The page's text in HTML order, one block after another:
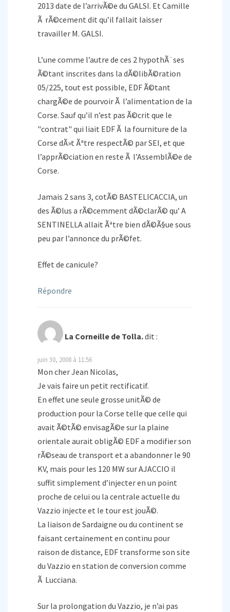
2013 date de l’arrivÃ©e du GALSI. Et Camille
Ã rÃ©cement dit qu’il fallait laisser
travailler M. GALSI.
L’une comme l’autre de ces 2 hypothÃ¨ses
Ã©tant inscrites dans la dÃ©libÃ©ration
05/225, tout est possible, EDF Ã©tant
chargÃ©e de pourvoir Ã l’alimentation de la
Corse. Sauf qu’il n’est pas Ã©crit que le
"contrat" qui liait EDF Ã la fourniture de la
Corse dÃ»t Ãªtre respectÃ© par SEI, et que
l’apprÃ©ciation en reste Ã l’AssemblÃ©e de
Corse.
Jamais 2 sans 3, cotÃ© BASTELICACCIA, un
des Ã©lus a rÃ©cemment dÃ©clarÃ© qu’ A
SENTINELLA allait Ãªtre bien dÃ©Ã§ue sous
peu par l’annonce du prÃ©fet.
Effet de canicule?
Répondre
La Corneille de Tolla.dit :
juin 30, 2008 à 11:56
Mon cher Jean Nicolas,
Je vais faire un petit rectificatif.
En effet une seule grosse unitÃ© de
production pour la Corse telle que celle qui
avait Ã©tÃ© envisagÃ©e sur la plaine
orientale aurait obligÃ© EDF a modifier son
rÃ©seau de transport et a abandonner le 90
KV, mais pour les 120 MW sur AJACCIO il
suffit simplement d’injecter en un point
proche de celui ou la centrale actuelle du
Vazzio injecte et le tour est jouÃ©.
La liaison de Sardaigne ou du continent se
faisant certainement en continu pour
raison de distance, EDF transforme son site
du Vazzio en station de conversion comme
Ã Lucciana.
Sur la prolongation du Vazzio, je n’ai pas